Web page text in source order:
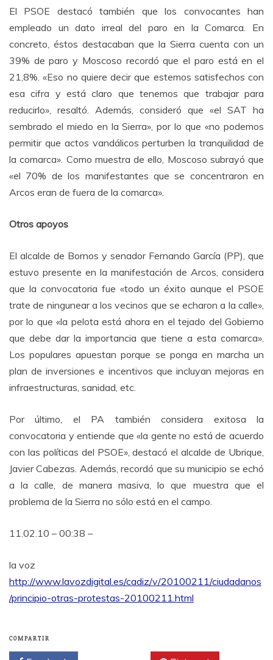
El PSOE destacó también que los convocantes han
empleado un dato irreal del paro en la Comarca. En
concreto, éstos destacaban que la Sierra cuenta con un
39% de paro y Moscoso recordó que el paro está en el
21,8%. «Eso no quiere decir que estemos satisfechos con
esa cifra y está claro que tenemos que trabajar para
reducirlo», resaltó. Además, consideró que «el SAT ha
sembrado el miedo en la Sierra», por lo que «no podemos
permitir que actos vandálicos perturben la tranquilidad de
la comarca». Como muestra de ello, Moscoso subrayó que
«el 70% de los manifestantes que se concentraron en
Arcos eran de fuera de la comarca».
Otros apoyos
El alcalde de Bornos y senador Fernando García (PP), que
estuvo presente en la manifestación de Arcos, considera
que la convocatoria fue «todo un éxito aunque el PSOE
trate de ningunear a los vecinos que se echaron a la calle»,
por lo que «la pelota está ahora en el tejado del Gobierno
que debe dar la importancia que tiene a esta comarca».
Los populares apuestan porque se ponga en marcha un
plan de inversiones e incentivos que incluyan mejoras en
infraestructuras, sanidad, etc.
Por último, el PA también considera exitosa la
convocatoria y entiende que «la gente no está de acuerdo
con las políticas del PSOE», destacó el alcalde de Ubrique,
Javier Cabezas. Además, recordó que su municipio se echó
a la calle, de manera masiva, lo que muestra que el
problema de la Sierra no sólo está en el campo.
11.02.10 – 00:38 –
la voz
http://www.lavozdigital.es/cadiz/v/20100211/ciudadanos
/principio-otras-protestas-20100211.html
COMPARTIR